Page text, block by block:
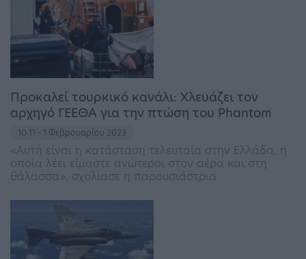
Προκαλεί τουρκικό κανάλι: Χλευάζει τον
αρχηγό ΓΕΕΘΑ για την πτώση του Phantom
10:11 - 1 Φεβρουαρίου 2023
«Αυτή είναι η κατάσταση τελευταία στην Ελλάδα, η
οποία λέει είμαστε ανώτεροι στον αέρα και στη
θάλασσα», σχολίασε η παρουσιάστρια